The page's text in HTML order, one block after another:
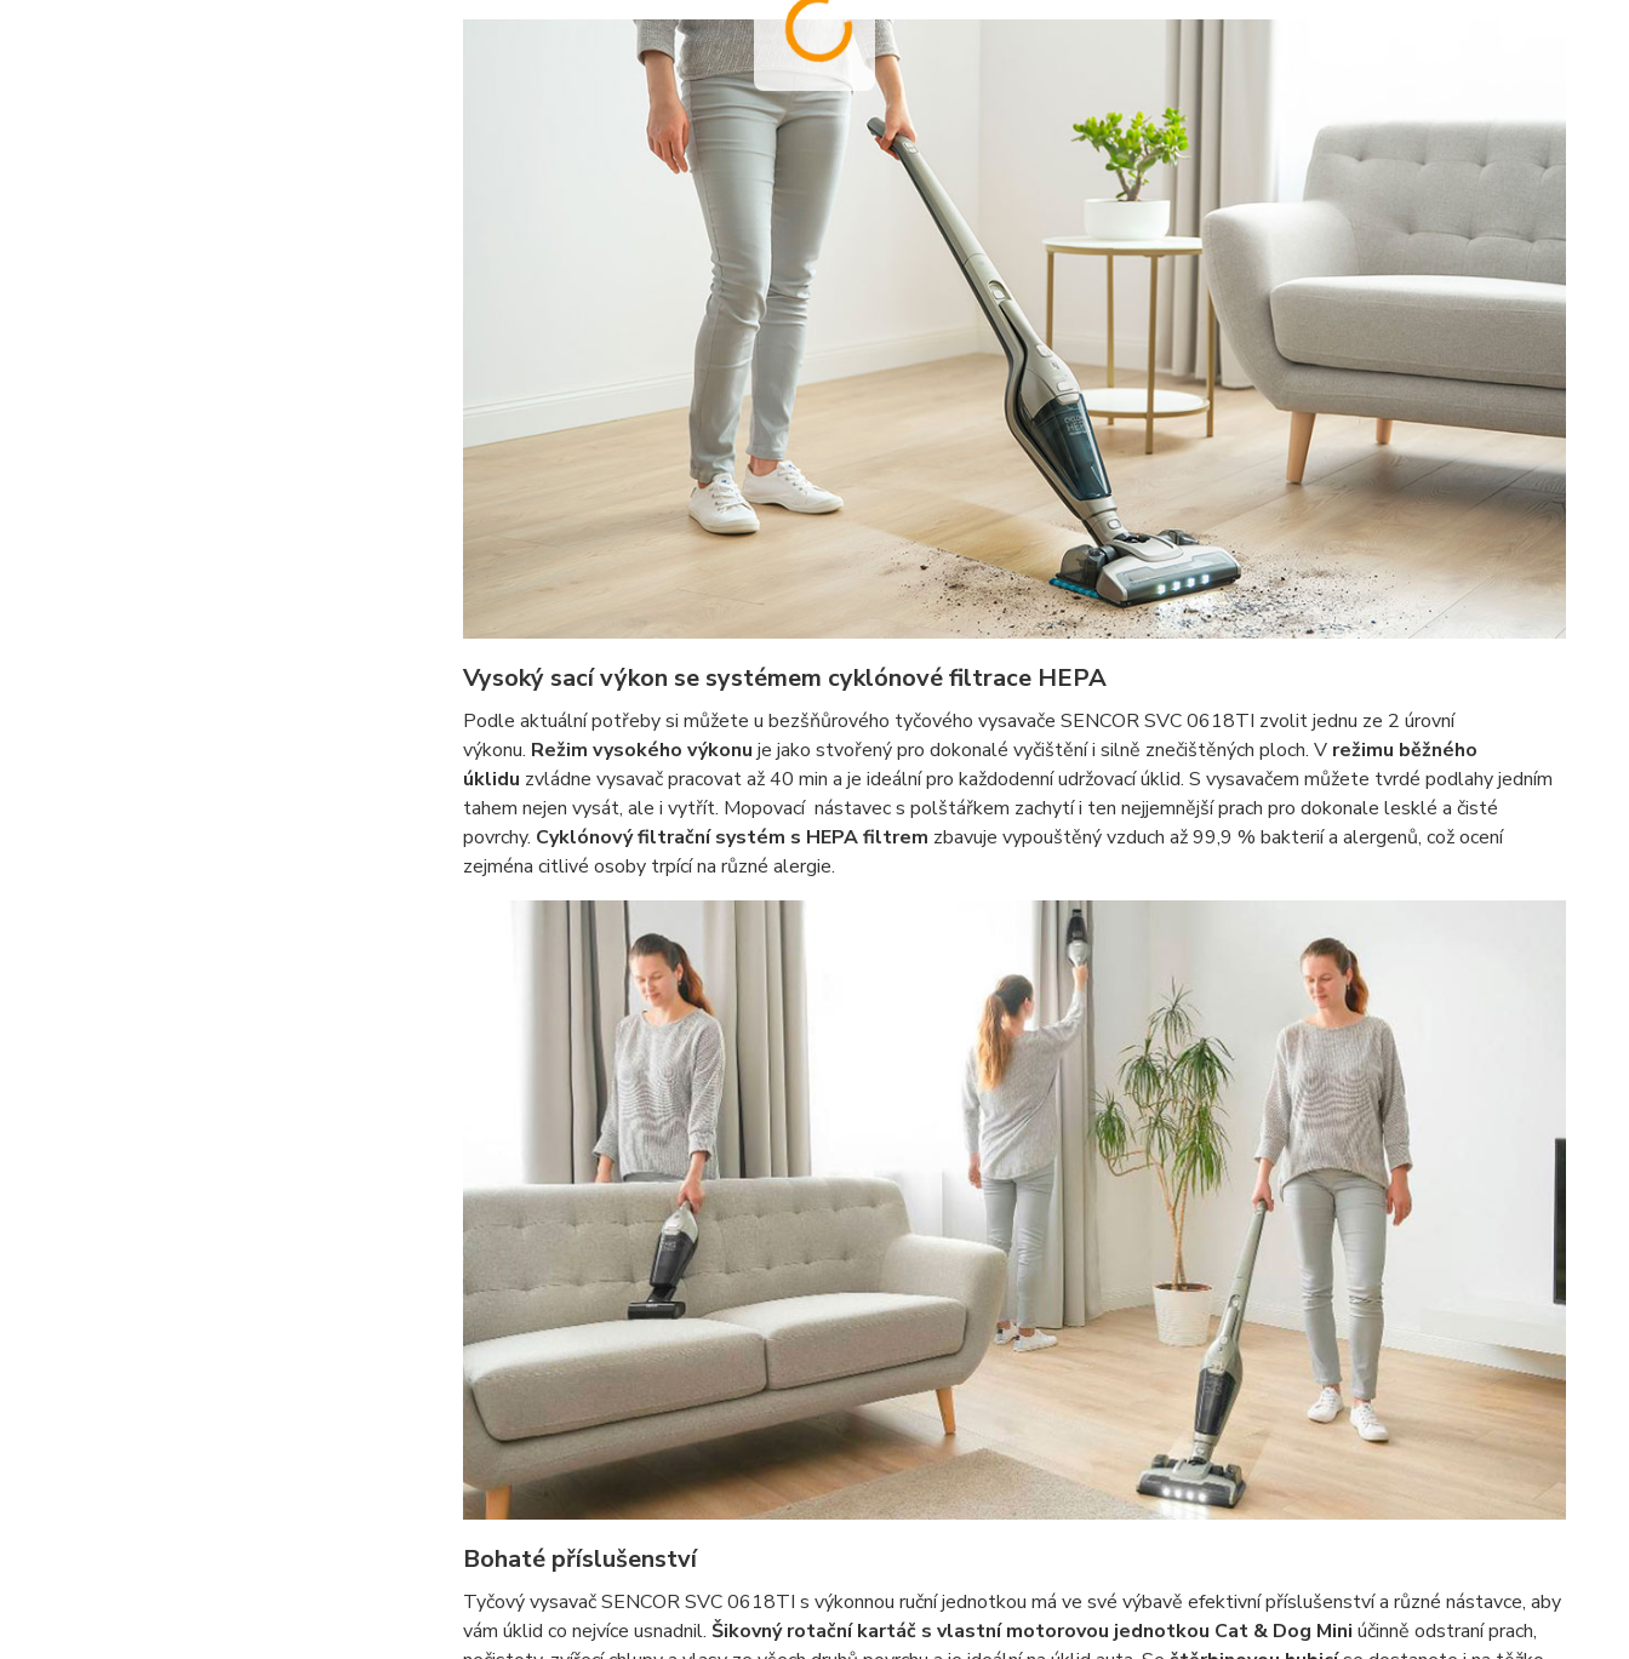
Vysoký sací výkon se systémem cyklónové filtrace HEPA
Podle aktuální potřeby si můžete u bezšňůrového tyčového vysavače SENCOR SVC 0618TI zvolit jednu ze 2 úrovní
výkonu. Režim vysokého výkonu je jako stvořený pro dokonalé vyčištění i silně znečištěných ploch. V režimu běžného
úklidu zvládne vysavač pracovat až 40 min a je ideální pro každodenní udržovací úklid. S vysavačem můžete tvrdé podlahy jedním
tahem nejen vysát, ale i vytřít. Mopovací nástavec s polštářkem zachytí i ten nejjemnější prach pro dokonale lesklé a čisté
povrchy. Cyklónový filtrační systém s HEPA filtrem zbavuje vypouštěný vzduch až 99,9 % bakterií a alergenů, což ocení
zejména citlivé osoby trpící na různé alergie.
Bohaté příslušenství
Tyčový vysavač SENCOR SVC 0618TI s výkonnou ruční jednotkou má ve své výbavě efektivní příslušenství a různé nástavce, aby
vám úklid co nejvíce usnadnil. Šikovný rotační kartáč s vlastní motorovou jednotkou Cat & Dog Mini účinně odstraní prach,